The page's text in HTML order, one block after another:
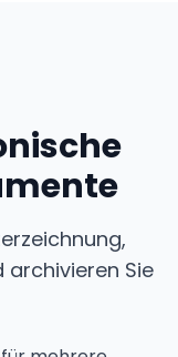
archivieren Sie